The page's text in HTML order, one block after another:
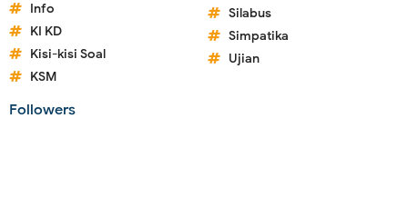
Info
KI KD
Kisi-kisi Soal
KSM
Silabus
Simpatika
Ujian
Followers